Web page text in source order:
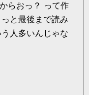
らおっ？ って作
と最後まで読み
人多いんじゃな